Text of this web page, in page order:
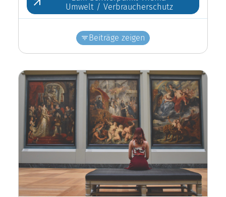
Umwelt / Verbraucherschutz
Beiträge zeigen